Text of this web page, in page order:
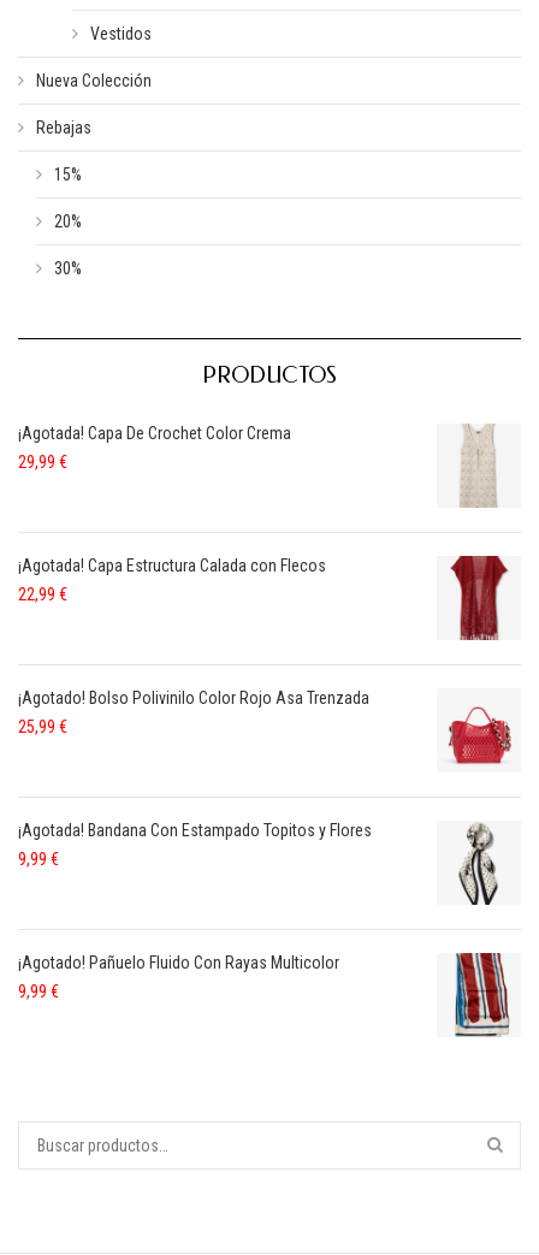
Vestidos
Nueva Colección
Rebajas
15%
20%
30%
PRODUCTOS
¡Agotada! Capa De Crochet Color Crema
29,99 €
¡Agotada! Capa Estructura Calada con Flecos
22,99 €
¡Agotado! Bolso Polivinilo Color Rojo Asa Trenzada
25,99 €
¡Agotada! Bandana Con Estampado Topitos y Flores
9,99 €
¡Agotado! Pañuelo Fluido Con Rayas Multicolor
9,99 €